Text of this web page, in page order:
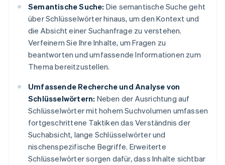
Semantische Suche: Die semantische Suche geht
über Schlüsselwörter hinaus, um den Kontext und
die Absicht einer Suchanfrage zu verstehen.
Verfeinern Sie Ihre Inhalte, um Fragen zu
beantworten und umfassende Informationen zum
Thema bereitzustellen.
Umfassende Recherche und Analyse von
Schlüsselwörtern: Neben der Ausrichtung auf
Schlüsselwörter mit hohem Suchvolumen umfassen
fortgeschrittene Taktiken das Verständnis der
Suchabsicht, lange Schlüsselwörter und
nischenspezifische Begriffe. Erweiterte
Schlüsselwörter sorgen dafür, dass Inhalte sichtbar